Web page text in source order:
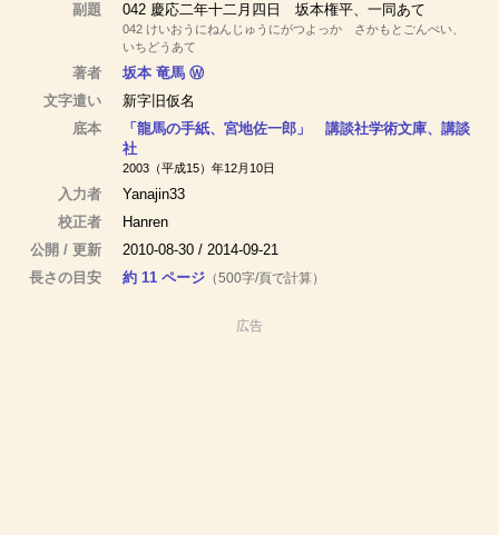
副題
042 慶応二年十二月四日 坂本権平、一同あて
042 けいおうにねんじゅうにがつよっか さかもとごんぺい、
いちどうあて
著者 坂本 竜馬 Ⓦ
文字遣い
新字旧仮名
底本
「龍馬の手紙、宮地佐一郎」 講談社学術文庫、講談
社
2003（平成15）年12月10日
入力者
Yanajin33
校正者
Hanren
公開 / 更新
2010-08-30 / 2014-09-21
長さの目安
約 11 ページ （500字/頁で計算）
広告